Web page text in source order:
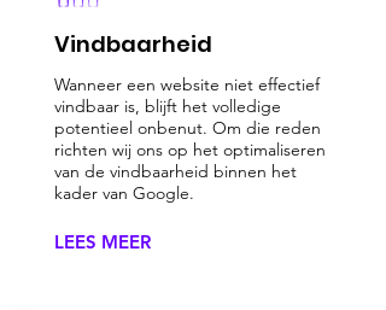
Vindbaarheid
Wanneer een website niet effectief
vindbaar is, blijft het volledige
potentieel onbenut. Om die reden
richten wij ons op het optimaliseren
van de vindbaarheid binnen het
kader van Google.
LEES MEER